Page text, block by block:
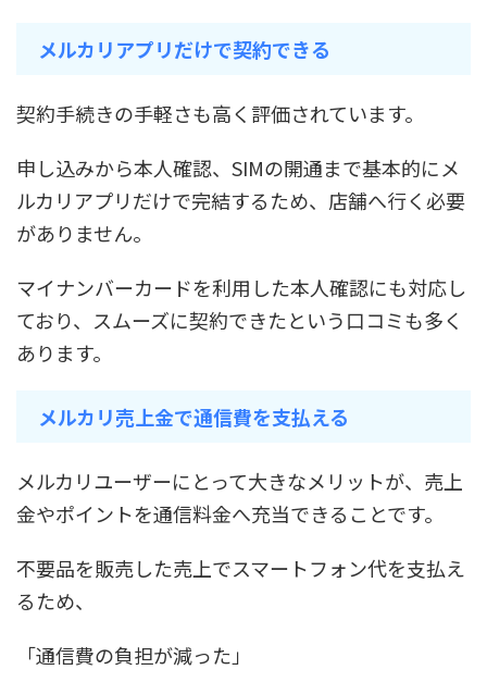
メルカリアプリだけで契約できる
契約手続きの手軽さも高く評価されています。
申し込みから本人確認、SIMの開通まで基本的にメ
ルカリアプリだけで完結するため、店舗へ行く必要
がありません。
マイナンバーカードを利用した本人確認にも対応し
ており、スムーズに契約できたという口コミも多く
あります。
メルカリ売上金で通信費を支払える
メルカリユーザーにとって大きなメリットが、売上
金やポイントを通信料金へ充当できることです。
不要品を販売した売上でスマートフォン代を支払え
るため、
「通信費の負担が減った」